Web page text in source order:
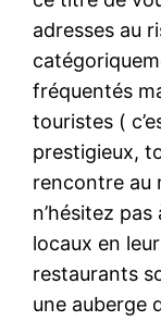
adresses au
fréquentés
touristes (
prestigieux,
rencontre au
n’hésitez
locaux en
restaurants
une auberge